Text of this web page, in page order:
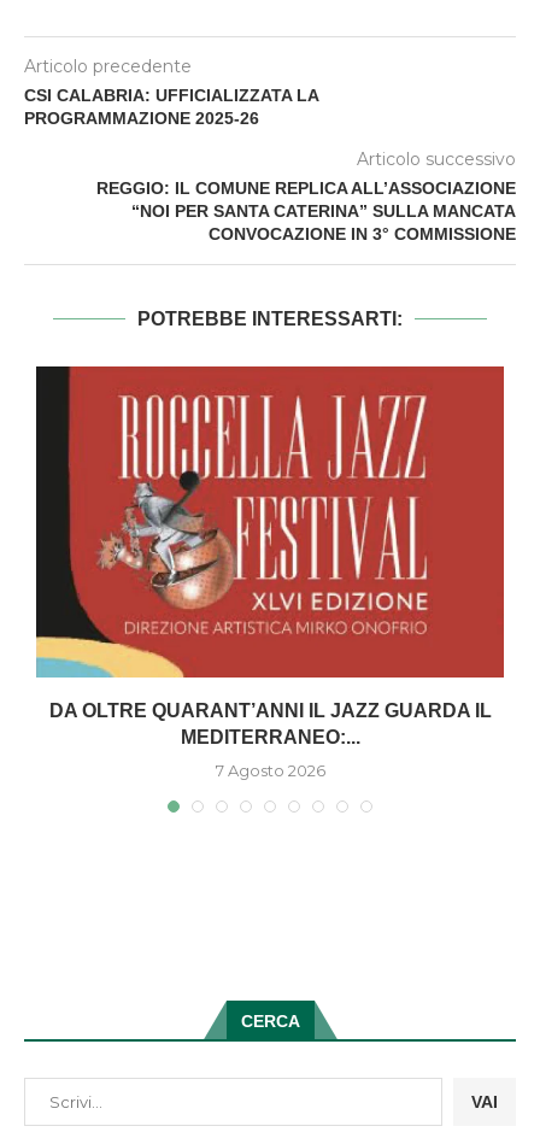
Articolo precedente
CSI CALABRIA: UFFICIALIZZATA LA
PROGRAMMAZIONE 2025-26
Articolo successivo
REGGIO: IL COMUNE REPLICA ALL’ASSOCIAZIONE
“NOI PER SANTA CATERINA” SULLA MANCATA
CONVOCAZIONE IN 3° COMMISSIONE
POTREBBE INTERESSARTI:
DA OLTRE QUARANT’ANNI IL JAZZ GUARDA IL
MEDITERRANEO:...
7 Agosto 2026
CERCA
VAI